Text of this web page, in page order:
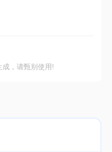
，请甄别使用!